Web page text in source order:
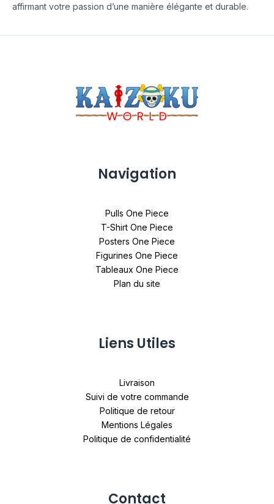
affirmant votre passion d’une manière élégante et durable.
Navigation
Pulls One Piece
T-Shirt One Piece
Posters One Piece
Figurines One Piece
Tableaux One Piece
Plan du site
Liens Utiles
Livraison
Suivi de votre commande
Politique de retour
Mentions Légales
Politique de confidentialité
Contact